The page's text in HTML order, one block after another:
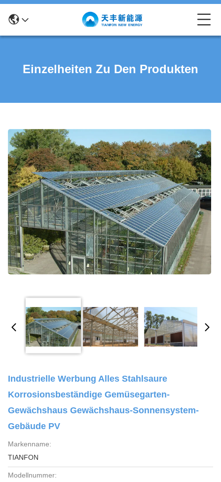
Einzelheiten Zu Den Produkten
Industrielle Werbung Alles Stahlsaure
Korrosionsbeständige Gemüsegarten-
Gewächshaus Gewächshaus-Sonnensystem-
Gebäude PV
Markenname:
TIANFON
Modellnummer: